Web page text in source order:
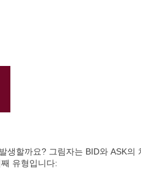
생할까요? 그림자는 BID와 ASK
유형입니다: